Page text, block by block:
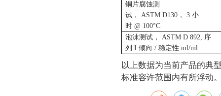
铜片腐蚀测
试， ASTM D130， 3 小
时 @ 100°C
泡沫测试， ASTM D 892, 序
列 I 倾向 / 稳定性 ml/ml
以上数据为当前产品的典
标准容许范围内有所浮动